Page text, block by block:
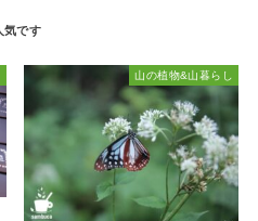
山の植物&山暮らし